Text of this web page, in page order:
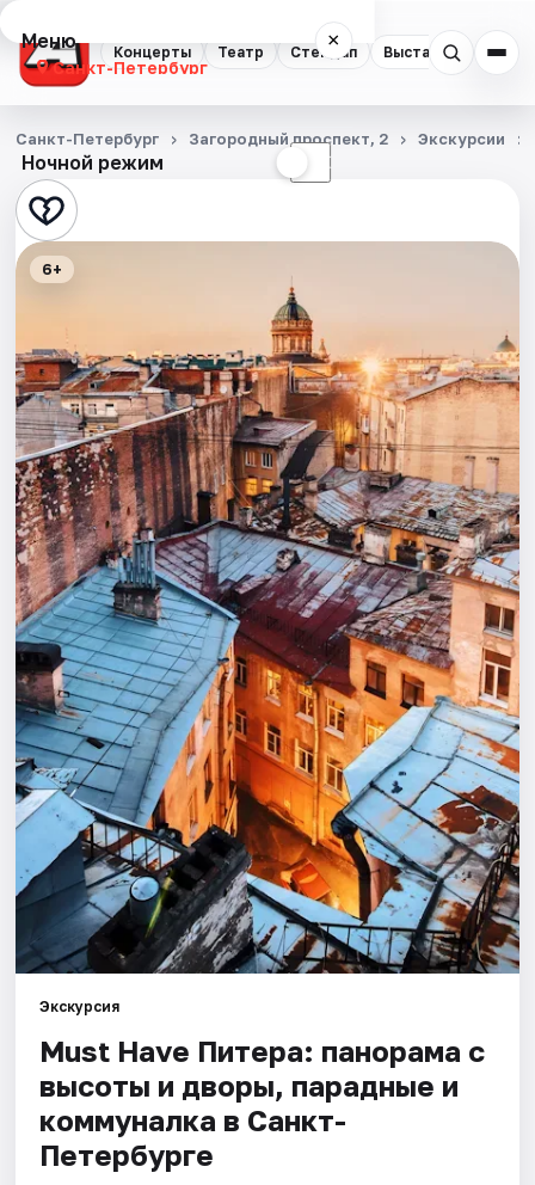
Концерты Театр Стендап Выставки
Меню ×
Санкт-Петербург
Концерты
Театр
Стендап
Квесты
Экскурсии
Спорт
События
Города
Площадки
Артисты
Рейтинги
Ночной режим ☾
Санкт-Петербург Загородный проспект, 2 Экскурсии
6+
Экскурсия
Must Have Питера: панорама с
высоты и дворы, парадные и
коммуналка в Санкт-
Петербурге